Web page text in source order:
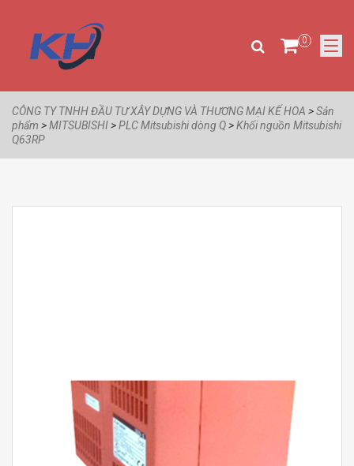
0
CÔNG TY TNHH ĐẦU TƯ XÂY DỰNG VÀ THƯƠNG MẠI KẾ HOA >Sản
phẩm >MITSUBISHI>PLC Mitsubishi dòng Q>Khối nguồn Mitsubishi
Q63RP